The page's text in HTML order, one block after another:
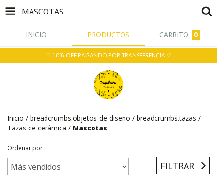
MASCOTAS
INICIO PRODUCTOS CARRITO 0
♡ 10% OFF PAGANDO POR TRANSFERENCIA ♡
Inicio / breadcrumbs.objetos-de-diseno / breadcrumbs.tazas /
Tazas de cerámica / Mascotas
Ordenar por
FILTRAR